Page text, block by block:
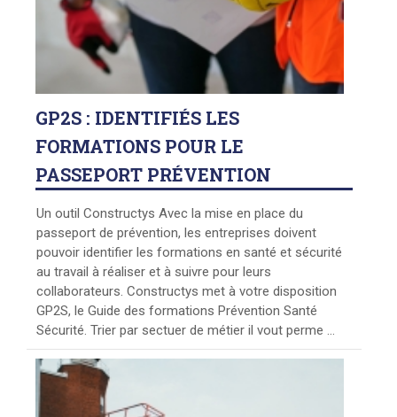
GP2S : IDENTIFIÉS LES
FORMATIONS POUR LE
PASSEPORT PRÉVENTION
Un outil Constructys Avec la mise en place du
passeport de prévention, les entreprises doivent
pouvoir identifier les formations en santé et sécurité
au travail à réaliser et à suivre pour leurs
collaborateurs. Constructys met à votre disposition
GP2S, le Guide des formations Prévention Santé
Sécurité. Trier par sectuer de métier il vout perme ...